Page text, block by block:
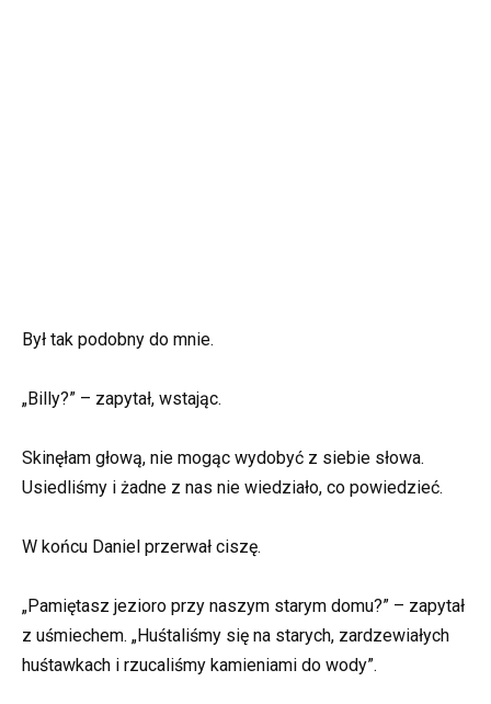
Był tak podobny do mnie.
„Billy?” – zapytał, wstając.
Skinęłam głową, nie mogąc wydobyć z siebie słowa.
Usiedliśmy i żadne z nas nie wiedziało, co powiedzieć.
W końcu Daniel przerwał ciszę.
„Pamiętasz jezioro przy naszym starym domu?” – zapytał
z uśmiechem. „Huśtaliśmy się na starych, zardzewiałych
huśtawkach i rzucaliśmy kamieniami do wody”.